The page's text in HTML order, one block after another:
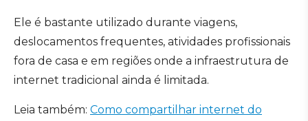
Ele é bastante utilizado durante viagens,
deslocamentos frequentes, atividades profissionais
fora de casa e em regiões onde a infraestrutura de
internet tradicional ainda é limitada.
Leia também: Como compartilhar internet do